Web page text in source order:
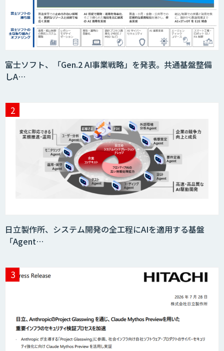
富士ソフト、「Gen.2 AI事業戦略」を発表。共通基盤整備
しA…
日立製作所、システム開発の全工程にAIを適用する基盤
「Agent…